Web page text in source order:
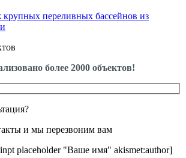
переливных бассейнов из
более 2000 объектов!
и мы перезвоним вам
placeholder "Ваше имя" akismet:author]